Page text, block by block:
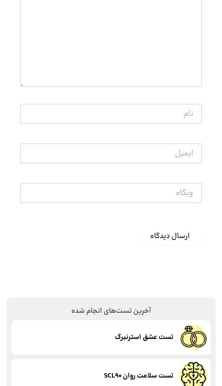
ایمیل
وبگاه
آخرین تست‌های انجام شده
تست عشق استرنبرگ
تست سلامت روان SCL90